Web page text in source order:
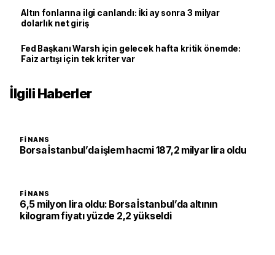
Altın fonlarına ilgi canlandı: İki ay sonra 3 milyar
dolarlık net giriş
Fed Başkanı Warsh için gelecek hafta kritik önemde:
Faiz artışı için tek kriter var
İlgili Haberler
FINANS
Borsa İstanbul’da işlem hacmi 187,2 milyar lira oldu
FINANS
6,5 milyon lira oldu: Borsa İstanbul’da altının
kilogram fiyatı yüzde 2,2 yükseldi